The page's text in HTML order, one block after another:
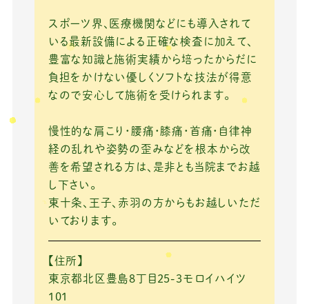
k
スポーツ界、医療機関などにも導入されて
いる最新設備による正確な検査に加えて、
豊富な知識と施術実績から培ったからだに
負担をかけない優しくソフトな技法が得意
なので安心して施術を受けられます。
慢性的な肩こり・腰痛・膝痛・首痛・自律神
経の乱れや姿勢の歪みなどを根本から改
善を希望される方は、是非とも当院までお越
し下さい。
東十条、王子、赤羽の方からもお越しいただ
いております。
【住所】
東京都北区豊島8丁目25-3モロイハイツ
101